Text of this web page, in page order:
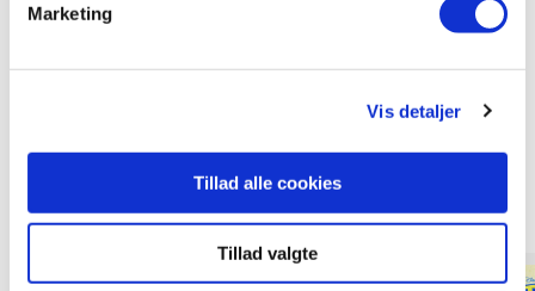
Marketing
Vis detaljer
Tillad alle cookies
Tillad valgte
Andre har også købt